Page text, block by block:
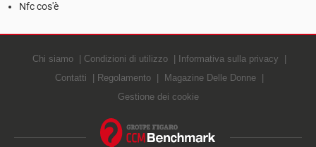
Nfc cos'è
Chi siamo Condizioni di utilizzo
Informativa sulla privacy
Contatti
Regolamento
Magazine Delle Donne
Gestione dei cookie